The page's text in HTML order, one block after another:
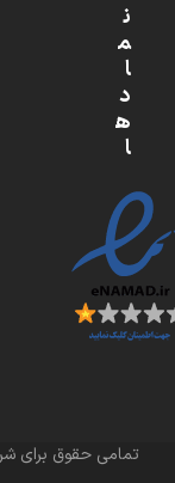
ن
م
ا
د
ه
ا
تمامی حقوق برای